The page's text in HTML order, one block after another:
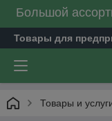
Большой
Товары для
Товары и